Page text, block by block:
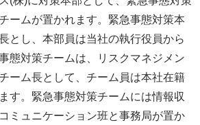
ームが置かれます。緊急事態対策本
とし、本部員は当社の執行役員から
態対策チームは、リスクマネジメン
ーム長として、チーム員は本社在籍
す。緊急事態対策チームには情報収
ミュニケーション班と事務局が置か